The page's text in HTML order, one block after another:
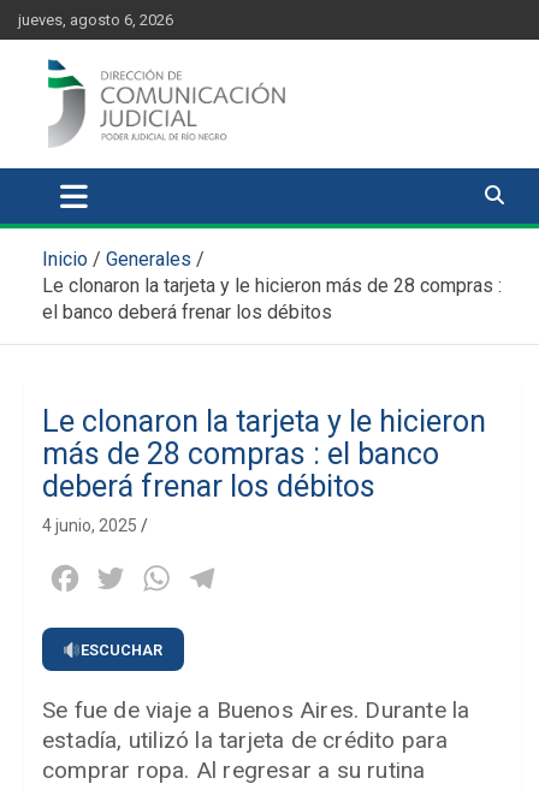
content
Skip
to
content
jueves, agosto 6, 2026
Comunicación Judicial
Inicio
Generales
Le clonaron la tarjeta y le hicieron más de 28 compras :
el banco deberá frenar los débitos
Le clonaron la tarjeta y le hicieron
más de 28 compras : el banco
deberá frenar los débitos
4 junio, 2025
Facebook
Twitter WhatsApp
ESCUCHAR
Se fue de viaje a Buenos Aires. Durante la
estadía, utilizó la tarjeta de crédito para
comprar ropa. Al regresar a su rutina